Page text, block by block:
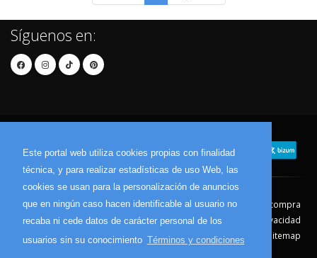
Este portal web utiliza cookies propias con finalidad
técnica, y para realizar estadísticas de uso Web, las
cookies se usan para la personalización de anuncios
que en ningún caso hacen identificable al usuario no
recaba ni cede datos de carácter personal de los
usuarios sin su conocimiento Términos y condiciones
Síguenos en:
Contacto Aviso Legal
Condiciones de compra
Política de envíos
Política de devolución
Política de Privacidad
Política de Cookies
Sitemap